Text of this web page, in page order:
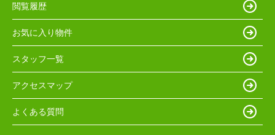
閲覧履歴
お気に入り物件
スタッフ一覧
アクセスマップ
よくある質問